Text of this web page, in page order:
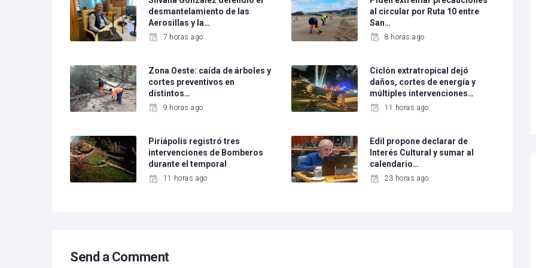
desmantelamiento de las
Aerosillas y la…
7 horas ago
al circular por Ruta 10 entre
San…
8 horas ago
Zona Oeste: caída de árboles y
cortes preventivos en
distintos…
9 horas ago
Ciclón extratropical dejó
daños, cortes de energía y
múltiples intervenciones…
11 horas ago
Piriápolis registró tres
intervenciones de Bomberos
durante el temporal
11 horas ago
Edil propone declarar de
Interés Cultural y sumar al
calendario…
23 horas ago
Send a Comment